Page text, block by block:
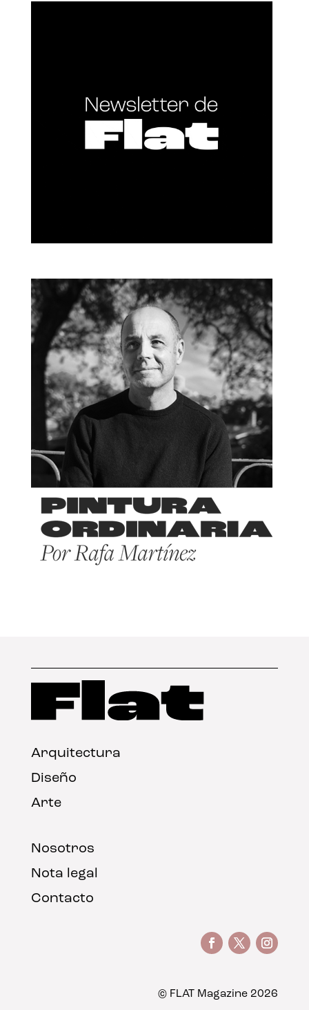
Arquitectura
Diseño
Arte
Nosotros
Nota legal
Contacto
© FLAT Magazine 2026